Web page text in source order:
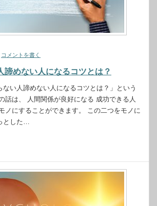
コメントを書く
諦めない人になるコツとは？
ない人諦めない人になるコツとは？」という
話は、 人間関係が良好になる 成功できる人
ノにすることができます。 この二つをモノに
とした…